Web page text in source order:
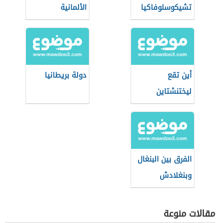
تشيكوسلوفاكيا
الألمانية
أين تقع
ليختنشتاين
دولة بريطانيا
الفرق بين البنغال
وبنغلادش
مقالات منوعة